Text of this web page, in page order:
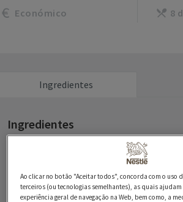
Económico
8
Ingredientes
Ingredientes
200 g de Chocolate Preto 70%
5 ovos
Ao clicar no botão "Aceitar todos", concorda com o uso
terceiros (ou tecnologias semelhantes), as quais ajudam
experiência geral de navegação na Web, bem como, a